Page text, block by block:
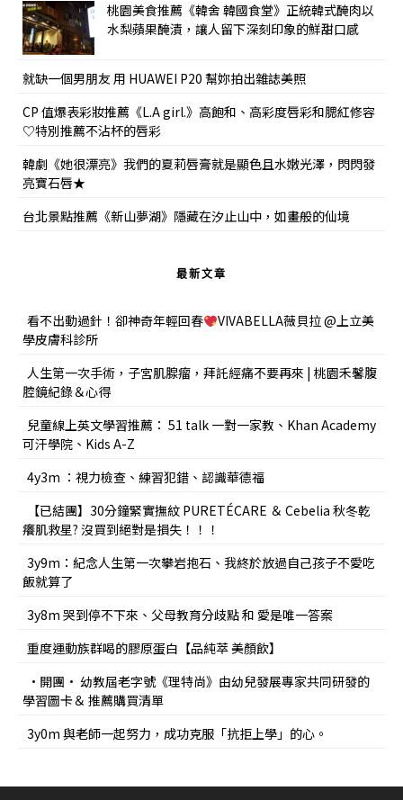
桃園美食推薦《韓舍 韓國食堂》正統韓式醃肉以
水梨蘋果醃漬，讓人留下深刻印象的鮮甜口感
就缺一個男朋友 用 HUAWEI P20 幫妳拍出雜誌美照
CP 值爆表彩妝推薦《L.A girl.》高飽和、高彩度唇彩和腮紅修容
♡特別推薦不沾杯的唇彩
韓劇《她很漂亮》我們的夏莉唇膏就是顯色且水嫩光澤，閃閃發
亮寶石唇★
台北景點推薦《新山夢湖》隱藏在汐止山中，如畫般的仙境
最新文章
看不出動過針！卻神奇年輕回春
VIVABELLA薇貝拉 @上立美
學皮膚科診所
人生第一次手術，子宮肌腺瘤，拜託經痛不要再來 | 桃園禾馨腹
腔鏡紀錄＆心得
兒童線上英文學習推薦： 51 talk 一對一家教、Khan Academy
可汗學院、Kids A-Z
4y3m ：視力檢查、練習犯錯、認識華德福
【已結團】30分鐘緊實撫紋 PURETÉCARE ＆ Cebelia 秋冬乾
癢肌救星? 沒買到絕對是損失！！！
3y9m：紀念人生第一次攀岩抱石、我終於放過自己孩子不愛吃
飯就算了
3y8m 哭到停不下來、父母教育分歧點 和 愛是唯一答案
重度運動族群喝的膠原蛋白【品純萃 美顏飲】
•開團• 幼教屆老字號《理特尚》由幼兒發展專家共同研發的
學習圖卡＆ 推薦購買清單
3y0m 與老師一起努力，成功克服「抗拒上學」的心。